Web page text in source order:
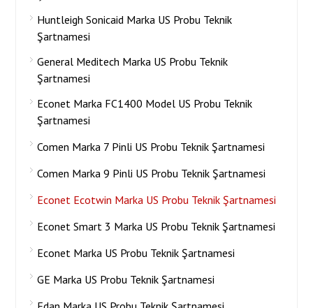
Huntleigh Sonicaid Marka US Probu Teknik
Şartnamesi
General Meditech Marka US Probu Teknik
Şartnamesi
Econet Marka FC1400 Model US Probu Teknik
Şartnamesi
Comen Marka 7 Pinli US Probu Teknik Şartnamesi
Comen Marka 9 Pinli US Probu Teknik Şartnamesi
Econet Ecotwin Marka US Probu Teknik Şartnamesi
Econet Smart 3 Marka US Probu Teknik Şartnamesi
Econet Marka US Probu Teknik Şartnamesi
GE Marka US Probu Teknik Şartnamesi